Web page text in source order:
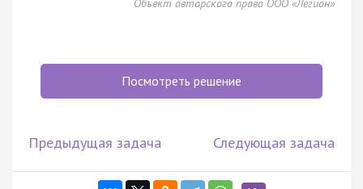
Объект авторского права ООО «Легион»
Посмотреть решение
Предыдущая задача Следующая задача